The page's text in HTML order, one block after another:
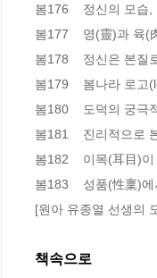
봄176    정신의 모습
봄177    영(靈)과 육(
봄178    정신은 본질
봄179    봄나라 로고
봄180    도덕의 궁극
봄181    진리적으로
봄182    이목(耳目)
봄183    성품(性稟)
[원아 유종열 선생의
책속으로